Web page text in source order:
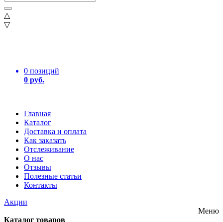
△
▽
0 позиций
0 руб.
Главная
Каталог
Доставка и оплата
Как заказать
Отслеживание
О нас
Отзывы
Полезные статьи
Контакты
Акции
Меню
Каталог товаров